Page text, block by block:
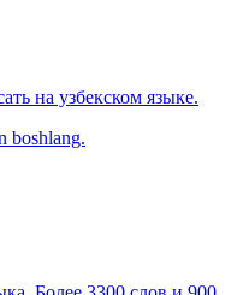
на узбекском языке.
boshlang.